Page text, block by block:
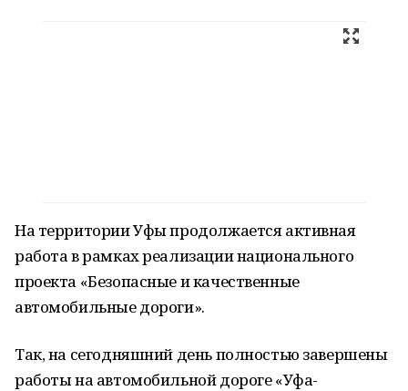
На территории Уфы продолжается активная
работа в рамках реализации национального
проекта «Безопасные и качественные
автомобильные дороги».
Так, на сегодняшний день полностью завершены
работы на автомобильной дороге «Уфа-